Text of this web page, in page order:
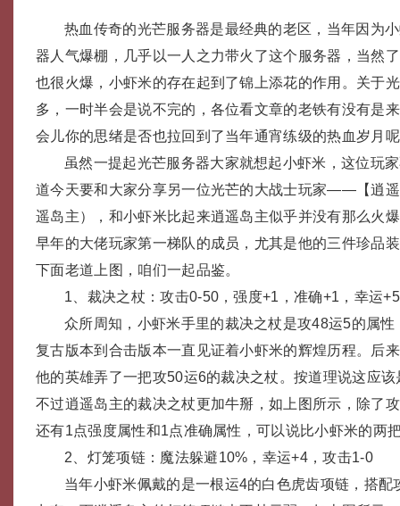
热血传奇的光芒服务器是最经典的老区，当年因为
器人气爆棚，几乎以一人之力带火了这个服务器，当然
也很火爆，小虾米的存在起到了锦上添花的作用。关于
多，一时半会是说不完的，各位看文章的老铁有没有是
会儿你的思绪是否也拉回到了当年通宵练级的热血岁月
虽然一提起光芒服务器大家就想起小虾米，这位玩
道今天要和大家分享另一位光芒的大战士玩家——【逍
遥岛主），和小虾米比起来逍遥岛主似乎并没有那么火
早年的大佬玩家第一梯队的成员，尤其是他的三件珍品
下面老道上图，咱们一起品鉴。
1、裁决之杖：攻击0-50，强度+1，准确+1，幸运+5
众所周知，小虾米手里的裁决之杖是攻48运5的属
复古版本到合击版本一直见证着小虾米的辉煌历程。后
他的英雄弄了一把攻50运6的裁决之杖。按道理说这应
不过逍遥岛主的裁决之杖更加牛掰，如上图所示，除了
还有1点强度属性和1点准确属性，可以说比小虾米的两
2、灯笼项链：魔法躲避10%，幸运+4，攻击1-0
当年小虾米佩戴的是一根运4的白色虎齿项链，搭配